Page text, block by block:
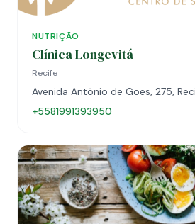
NUTRIÇÃO
Clínica Longevitá
Recife
Avenida Antônio de Goes, 275,
+5581991393950